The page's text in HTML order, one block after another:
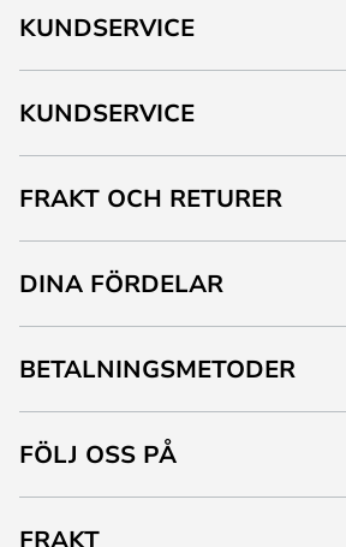
KUNDSERVICE
KUNDSERVICE
FRAKT OCH RETURER
DINA FÖRDELAR
BETALNINGSMETODER
FÖLJ OSS PÅ
FRAKT